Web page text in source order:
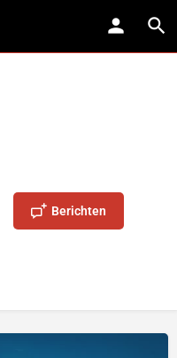
Berichten